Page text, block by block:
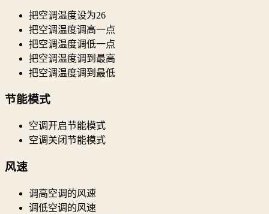
把空调温度设为26
把空调温度调高一点
把空调温度调低一点
把空调温度调到最高
把空调温度调到最低
节能模式
空调开启节能模式
空调关闭节能模式
风速
调高空调的风速
调低空调的风速